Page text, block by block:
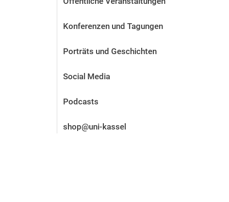
Stellenangebote
Alum­ni und Freunde
Kontakt und Standorte
Konferenzen und Tagungen
Porträts und Geschichten
Social Media
Podcasts
shop@uni-kassel